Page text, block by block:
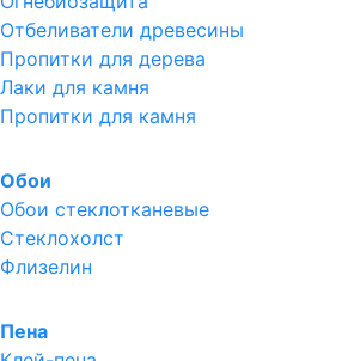
Отбеливатели древесины
Пропитки для дерева
Лаки для камня
Пропитки для камня
Обои
Обои стеклотканевые
Стеклохолст
Флизелин
Пена